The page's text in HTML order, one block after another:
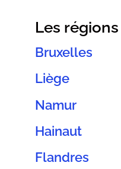
Les régions
Bruxelles
Liège
Namur
Hainaut
Flandres